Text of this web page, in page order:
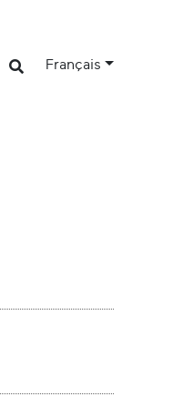
Français